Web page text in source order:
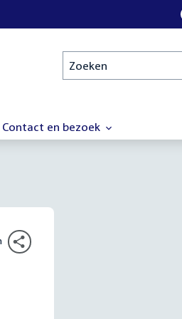
Zoeken
Contact en bezoek